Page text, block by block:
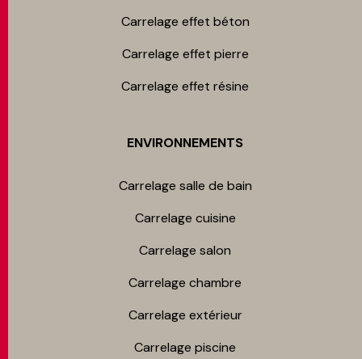
Carrelage effet béton
Carrelage effet pierre
Carrelage effet résine
ENVIRONNEMENTS
Carrelage salle de bain
Carrelage cuisine
Carrelage salon
Carrelage chambre​
Carrelage extérieur
Carrelage piscine